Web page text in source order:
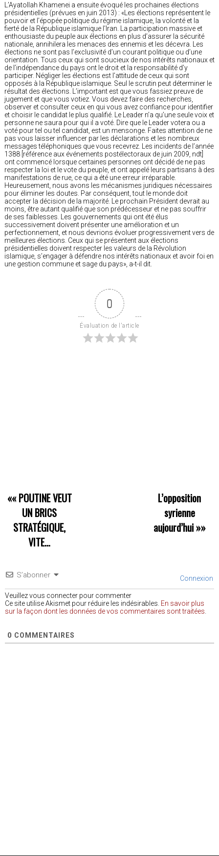
L’Ayatollah Khamenei a ensuite évoqué les prochaines élections
présidentielles (prévues en juin 2013) : «Les élections représentent le
pouvoir et l’épopée politique du régime islamique, la volonté et la
fierté de la République islamique l’Iran. La participation massive et
enthousiaste du peuple aux élections en plus d’assurer la sécurité
nationale, annihilera les menaces des ennemis et les décevra. Les
élections ne sont pas l’exclusivité d’un courant politique ou d’une
orientation. Tous ceux qui sont soucieux de nos intérêts nationaux et
de l’indépendance du pays ont le droit et la responsabilité d’y
participer. Négliger les élections est l’attitude de ceux qui sont
opposés à la République islamique. Seul le scrutin peut déterminer le
résultat des élections. L’important est que vous fassiez preuve de
jugement et que vous votiez. Vous devez faire des recherches,
observer et consulter ceux en qui vous avez confiance pour identifier
et choisir le candidat le plus qualifié. Le Leader n’a qu’une seule voix et
personne ne saura pour qui il a voté. Dire que le Leader votera ou a
voté pour tel ou tel candidat, est un mensonge. Faites attention de ne
pas vous laisser influencer par les déclarations et les nombreux
messages téléphoniques que vous recevrez. Les incidents de l’année
1388 [référence aux événements postélectoraux de juin 2009, ndt]
ont commencé lorsque certaines personnes ont décidé de ne pas
respecter la loi et le vote du peuple, et ont appelé leurs partisans à des
manifestations de rue, ce qui a été une erreur irréparable.
Heureusement, nous avons les mécanismes juridiques nécessaires
pour éliminer les doutes. Par conséquent, tout le monde doit
accepter la décision de la majorité. Le prochain Président devrait au
moins, être autant qualifié que son prédécesseur et ne pas souffrir
de ses faiblesses. Les gouvernements qui ont été élus
successivement doivent présenter une amélioration et un
perfectionnement, et nous devrions évoluer progressivement vers de
meilleures élections. Ceux qui se présentent aux élections
présidentielles doivent respecter les valeurs de la Révolution
islamique, s’engager à défendre nos intérêts nationaux et avoir foi en
une gestion commune et sage du pays», a-t-il dit.
0
Évaluation de l'article
«« POUTINE VEUT
UN BRICS
STRATÉGIQUE,
VITE…
L’opposition
syrienne
aujourd’hui»»
S’abonner Connexion
Veuillez vous connecter pour commenter
Ce site utilise Akismet pour réduire les indésirables. En savoir plus
sur la façon dont les données de vos commentaires sont traitées
0 COMMENTAIRES